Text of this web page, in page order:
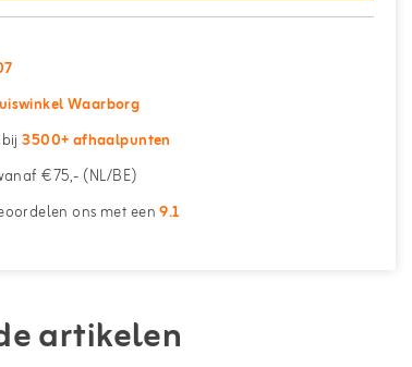
Waarborg
bij3500+ afhaalpunten
€75,- (NL/BE)
ons met een9.1
artikelen